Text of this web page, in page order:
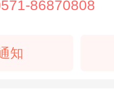
86870808
知